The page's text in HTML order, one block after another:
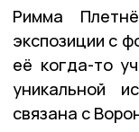
Римма
экспозиции с
её когда-то
уникальной
связана с